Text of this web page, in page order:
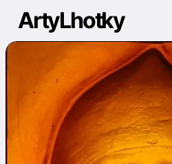
ArtyLhotky